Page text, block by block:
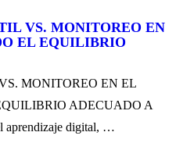
VS. MONITOREO EN
EL EQUILIBRIO
MONITOREO EN EL
ADECUADO A
aprendizaje digital, …